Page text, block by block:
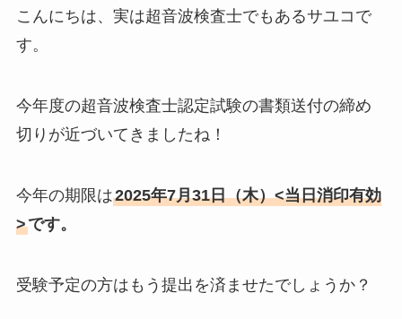
こんにちは、実は超音波検査士でもあるサユコで
す。
今年度の超音波検査士認定試験の書類送付の締め
切りが近づいてきましたね！
今年の期限は2025年7月31日（木）<当日消印有効
>です。
受験予定の方はもう提出を済ませたでしょうか？